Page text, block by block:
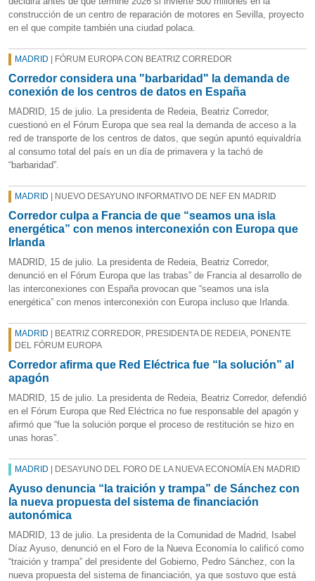
construcción de un centro de reparación de motores en Sevilla, proyecto
en el que compite también una ciudad polaca.
MADRID | FÓRUM EUROPA CON BEATRIZ CORREDOR
Corredor considera una "barbaridad" la demanda de
conexión de los centros de datos en España
MADRID, 15 de julio. La presidenta de Redeia, Beatriz Corredor,
cuestionó en el Fórum Europa que sea real la demanda de acceso a la
red de transporte de los centros de datos, que según apuntó equivaldría
al consumo total del país en un día de primavera y la tachó de
“barbaridad”.
MADRID | NUEVO DESAYUNO INFORMATIVO DE NEF EN MADRID
Corredor culpa a Francia de que “seamos una isla
energética” con menos interconexión con Europa que
Irlanda
MADRID, 15 de julio. La presidenta de Redeia, Beatriz Corredor,
denunció en el Fórum Europa que las trabas” de Francia al desarrollo de
las interconexiones con España provocan que “seamos una isla
energética” con menos interconexión con Europa incluso que Irlanda.
MADRID | BEATRIZ CORREDOR, PRESIDENTA DE REDEIA, PONENTE
DEL FÓRUM EUROPA
Corredor afirma que Red Eléctrica fue “la solución” al
apagón
MADRID, 15 de julio. La presidenta de Redeia, Beatriz Corredor, defendió
en el Fórum Europa que Red Eléctrica no fue responsable del apagón y
afirmó que “fue la solución porque el proceso de restitución se hizo en
unas horas”.
MADRID | DESAYUNO DEL FORO DE LA NUEVA ECONOMÍA EN MADRID
Ayuso denuncia “la traición y trampa” de Sánchez con
la nueva propuesta del sistema de financiación
autonómica
MADRID, 13 de julio. La presidenta de la Comunidad de Madrid, Isabel
Díaz Ayuso, denunció en el Foro de la Nueva Economía lo calificó como
“traición y trampa” del presidente del Gobierno, Pedro Sánchez, con la
nueva propuesta del sistema de financiación, ya que sostuvo que está